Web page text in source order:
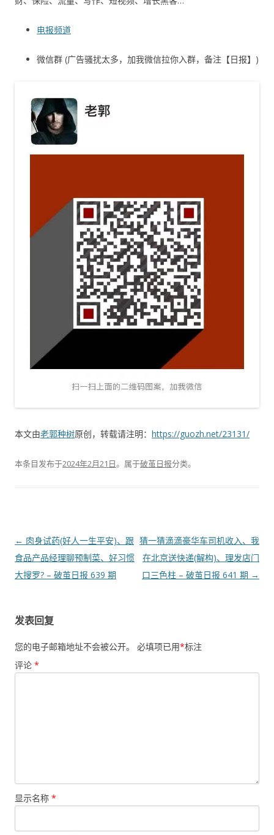
电报频道
微信群 (广告骚扰太多，加我微信拉你入群，备注【日报】)
本文由老郭种树原创，转载请注明： https://guozh.net/23131/
本条目发布于2024年2月21日。属于破茧日报分类。
文
章
导
← 肉身试药(好人一生平安)、跟
食品产品经理聊预制菜、好习惯
大搜罗? – 破茧日报 639 期
猜一猜滴滴豪华车司机收入、我
在北京送快递(解构)、理发店门
口三色柱 – 破茧日报 641 期 →
发表回复
您的电子邮箱地址不会被公开。 必填项已用*标注
评论 *
显示名称 *